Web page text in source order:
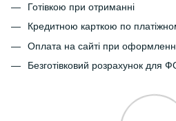
Готівкою при отриманні
Кредитною карткою по
Оплата на сайті при
Безготівковий розрахунок для